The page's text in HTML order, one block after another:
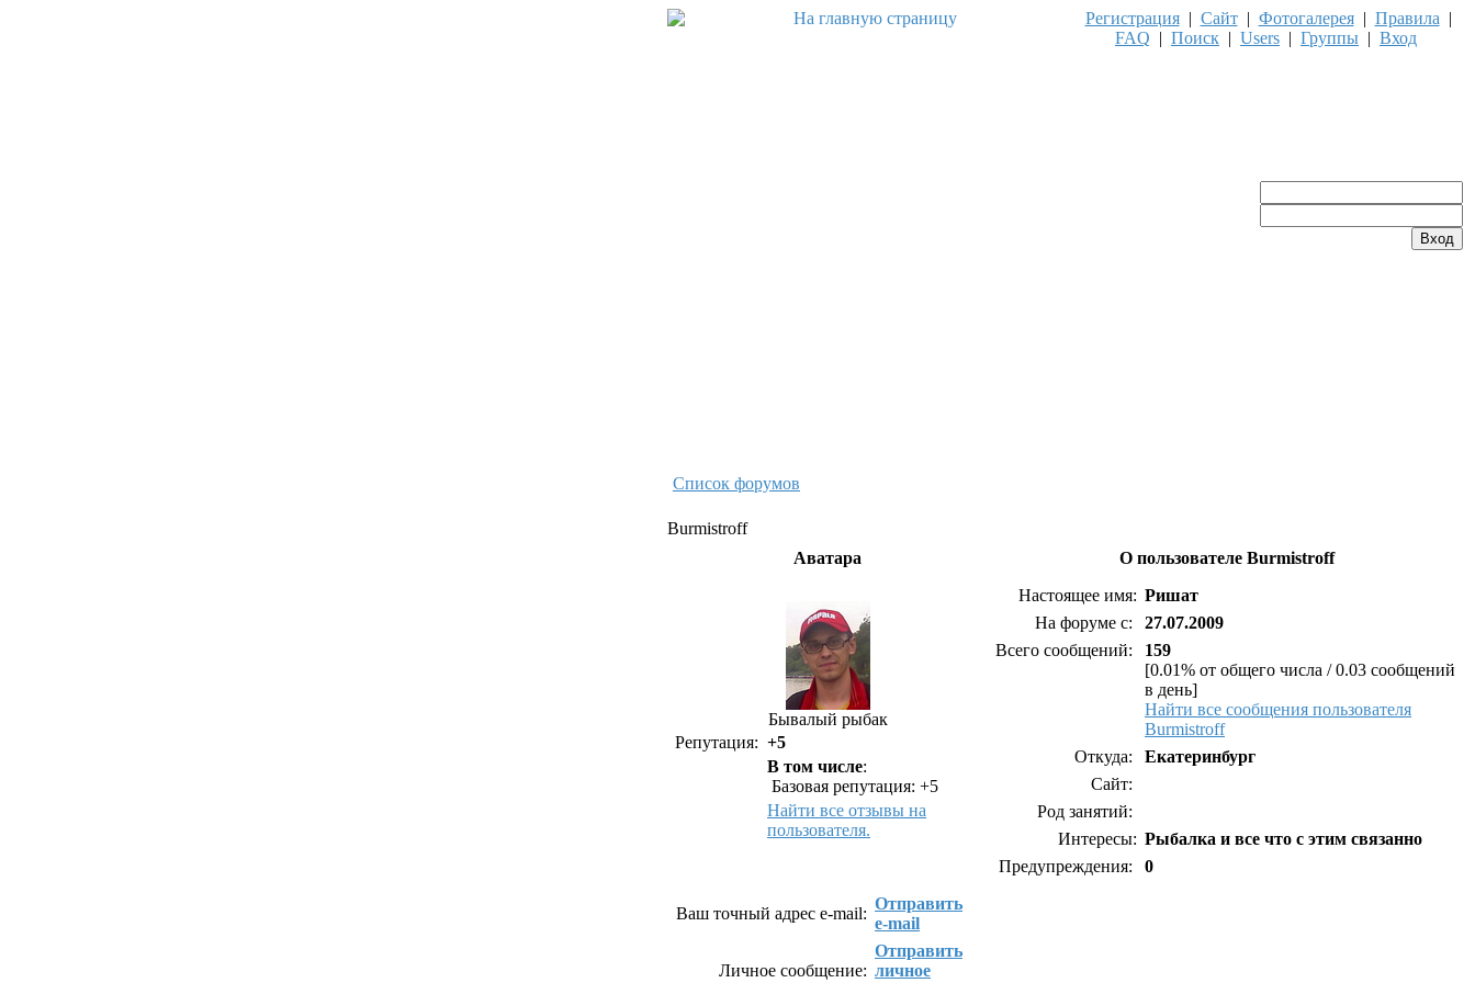
Регистрация| Сайт| Фотогалерея| Правила |
FAQ | Поиск | Users | Группы | Вход
Список форумов
Burmistroff
Аватара
О пользователе Burmistroff
Бывалый рыбак
Репутация: +5
В том числе:
Базовая репутация: +5
Найти все отзывы на
пользователя.
Настоящее имя: Ришат
На форуме с:
27.07.2009
Всего сообщений:
159
[0.01% от общего числа / 0.03 сообщений
в день]
Найти все сообщения пользователя
Burmistroff
Откуда:
Екатеринбург
Сайт:
Род занятий:
Интересы: Рыбалка и все что с этим связанно
Предупреждения:
0
Ваш точный адрес e-mail:
Отправить
e-mail
Личное сообщение:
Отправить
личное